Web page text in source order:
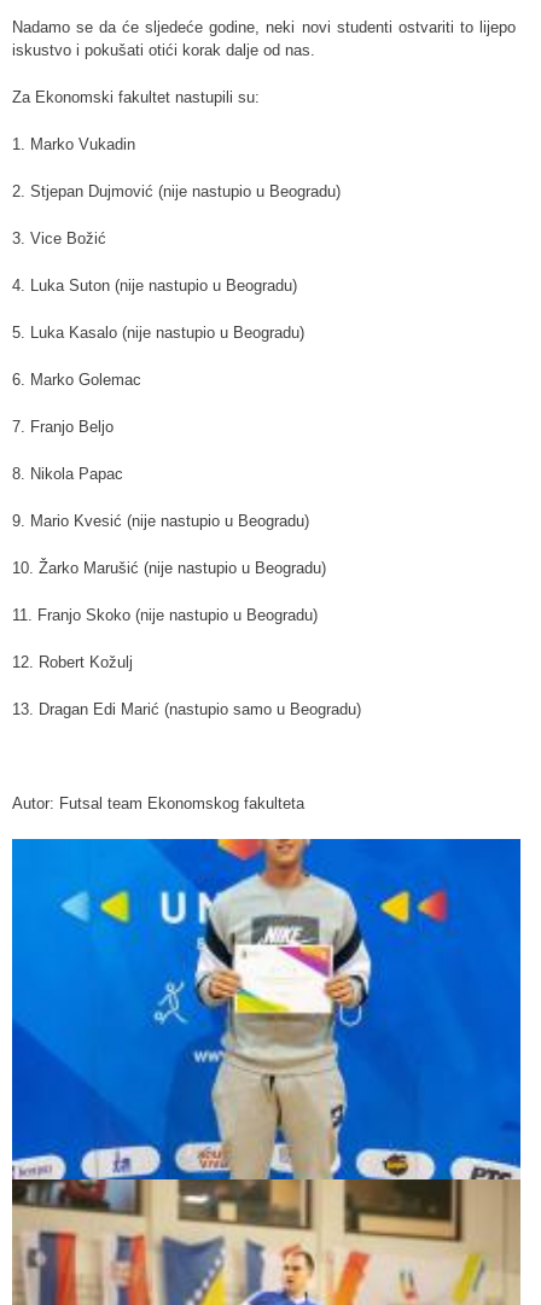
Nadamo se da će sljedeće godine, neki novi studenti ostvariti to lijepo
iskustvo i pokušati otići korak dalje od nas.
Za Ekonomski fakultet nastupili su:
1. Marko Vukadin
2. Stjepan Dujmović (nije nastupio u Beogradu)
3. Vice Božić
4. Luka Suton (nije nastupio u Beogradu)
5. Luka Kasalo (nije nastupio u Beogradu)
6. Marko Golemac
7. Franjo Beljo
8. Nikola Papac
9. Mario Kvesić (nije nastupio u Beogradu)
10. Žarko Marušić (nije nastupio u Beogradu)
11. Franjo Skoko (nije nastupio u Beogradu)
12. Robert Kožulj
13. Dragan Edi Marić (nastupio samo u Beogradu)
Autor: Futsal team Ekonomskog fakulteta